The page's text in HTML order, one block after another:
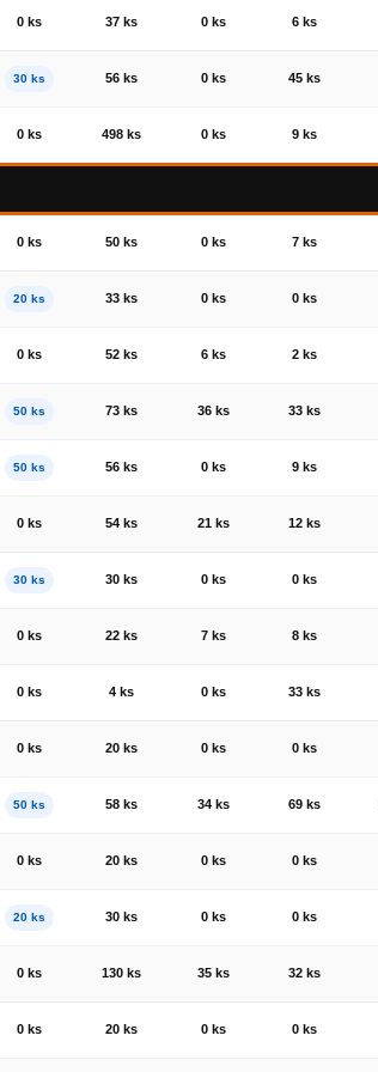
0 ks 37 ks 0 ks 6 ks
30 ks 56 ks 0 ks 45 ks
0 ks 498 ks 0 ks 9 ks
0 ks 50 ks 0 ks 7 ks
20 ks 33 ks 0 ks 0 ks
0 ks 52 ks 6 ks 2 ks
50 ks 73 ks 36 ks 33 ks
50 ks 56 ks 0 ks 9 ks
0 ks 54 ks 21 ks 12 ks
30 ks 30 ks 0 ks 0 ks
0 ks 22 ks 7 ks 8 ks
0 ks 4 ks 0 ks 33 ks
0 ks 20 ks 0 ks 0 ks
50 ks 58 ks 34 ks 69 ks
0 ks 20 ks 0 ks 0 ks
20 ks 30 ks 0 ks 0 ks
0 ks 130 ks 35 ks 32 ks
0 ks 20 ks 0 ks 0 ks